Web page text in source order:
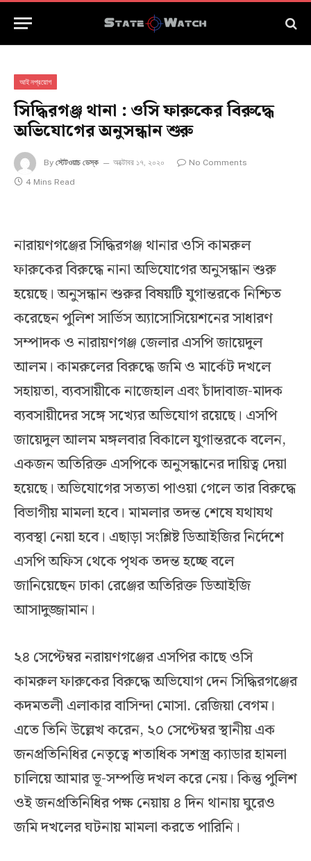
আইনপ্রয়োগ
সিদ্ধিরগঞ্জ থানা : ওসি ফারুকের বিরুদ্ধে
অভিযোগের অনুসন্ধান শুরু
By স্টেটওয়াচ ডেস্ক অক্টোবর ১৭, ২০২০
No Comments
4 Mins Read
নারায়ণগঞ্জের সিদ্ধিরগঞ্জ থানার ওসি কামরুল
ফারুকের বিরুদ্ধে নানা অভিযোগের অনুসন্ধান শুরু
হয়েছে। অনুসন্ধান শুরুর বিষয়টি যুগান্তরকে নিশ্চিত
করেছেন পুলিশ সার্ভিস অ্যাসোসিয়েশনের সাধারণ
সম্পাদক ও নারায়ণগঞ্জ জেলার এসপি জায়েদুল
আলম। কামরুলের বিরুদ্ধে জমি ও মার্কেট দখলে
সহায়তা, ব্যবসায়ীকে নাজেহাল এবং চাঁদাবাজ-মাদক
ব্যবসায়ীদের সঙ্গে সখ্যের অভিযোগ রয়েছে। এসপি
জায়েদুল আলম মঙ্গলবার বিকালে যুগান্তরকে বলেন,
একজন অতিরিক্ত এসপিকে অনুসন্ধানের দায়িত্ব দেয়া
হয়েছে। অভিযোগের সত্যতা পাওয়া গেলে তার বিরুদ্ধে
বিভাগীয় মামলা হবে। মামলার তদন্ত শেষে যথাযথ
ব্যবস্থা নেয়া হবে। এছাড়া সংশ্লিষ্ট ডিআইজির নির্দেশে
এসপি অফিস থেকে পৃথক তদন্ত হচ্ছে বলে
জানিয়েছেন ঢাকা রেঞ্জের অতিরিক্ত ডিআইজি
আসাদুজ্জামান।
২৪ সেপ্টেম্বর নরায়ণগঞ্জের এসপির কাছে ওসি
কামরুল ফারুকের বিরুদ্ধে অভিযোগ দেন সিদ্ধিরগঞ্জের
কদমতলী এলাকার বাসিন্দা মোসা. রেজিয়া বেগম।
এতে তিনি উল্লেখ করেন, ২০ সেপ্টেম্বর স্থানীয় এক
জনপ্রতিনিধির নেতৃত্বে শতাধিক সশস্ত্র ক্যাডার হামলা
চালিয়ে আমার ভূ-সম্পত্তি দখল করে নেয়। কিন্তু পুলিশ
ওই জনপ্রতিনিধির পক্ষ নেয়ায় ৪ দিন থানায় ঘুরেও
জমি দখলের ঘটনায় মামলা করতে পারিনি।